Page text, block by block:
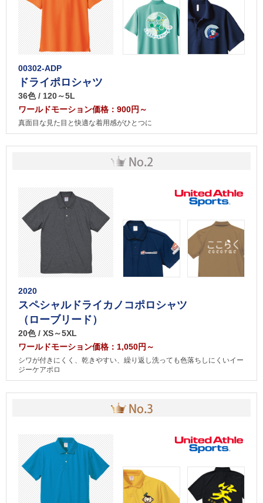
00302-ADP
ドライポロシャツ
36色 / 120～5L
ワールドモーション価格：900円～
真面目な見た目と快適な着用感がひとつに
2020
スペシャルドライカノコポロシャツ
（ローブリード）
20色 / XS～5XL
ワールドモーション価格：1,050円～
シワが付きにくく、乾きやすい、繰り返し洗っても色落ちしにくいイー
ジーケアポロ